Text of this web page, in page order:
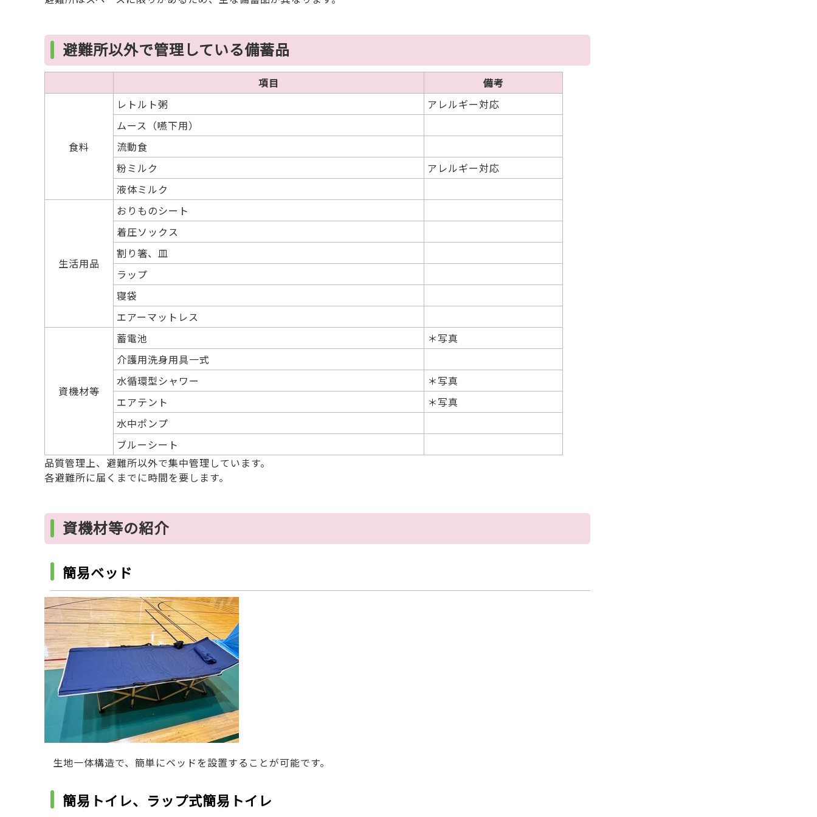
避難所以外で管理している備蓄品
項目 備考
食料
レトルト粥
アレルギー対応
ムース（嚥下用）
流動食
粉ミルク
アレルギー対応
液体ミルク
生活用品
おりものシート
着圧ソックス
割り箸、皿
ラップ
寝袋
エアーマットレス
資機材等
蓄電池
＊写真
介護用洗身用具一式
水循環型シャワー
＊写真
エアテント
＊写真
水中ポンプ
ブルーシート
品質管理上、避難所以外で集中管理しています。
各避難所に届くまでに時間を要します。
資機材等の紹介
簡易ベッド
生地一体構造で、簡単にベッドを設置することが可能です。
簡易トイレ、ラップ式簡易トイレ